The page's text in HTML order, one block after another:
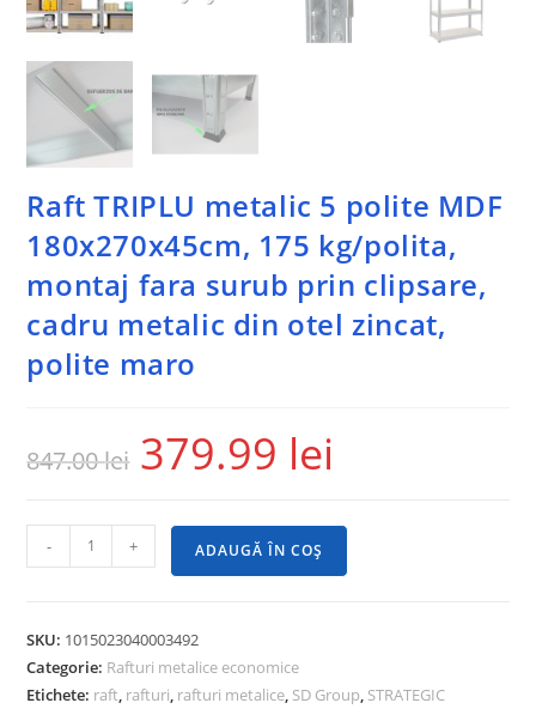
Raft TRIPLU metalic 5 polite MDF
180x270x45cm, 175 kg/polita,
montaj fara surub prin clipsare,
cadru metalic din otel zincat,
polite maro
847.00lei 379.99 lei
- + ADAUGĂ ÎN COȘ
SKU: 1015023040003492
Categorie: Rafturi metalice economice
Etichete: raft, rafturi, rafturi metalice, SD Group, STRATEGIC